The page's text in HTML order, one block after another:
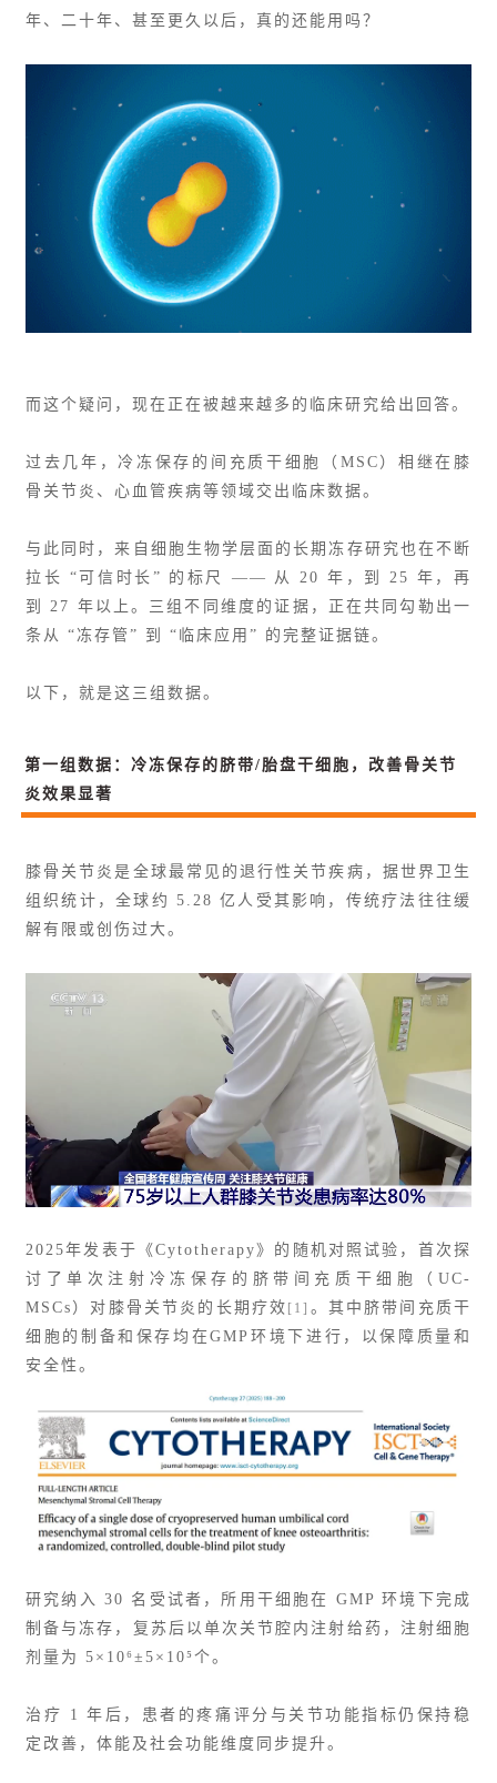
年、二十年、甚至更久以后，真的还能用吗？
而这个疑问，现在正在被越来越多的临床研究给出回答。
过去几年，冷冻保存的间充质干细胞（MSC）相继在膝
骨关节炎、心血管疾病等领域交出临床数据。
与此同时，来自细胞生物学层面的长期冻存研究也在不断
拉长 “可信时长” 的标尺 —— 从 20 年，到 25 年，再
到 27 年以上。三组不同维度的证据，正在共同勾勒出一
条从 “冻存管” 到 “临床应用” 的完整证据链。
以下，就是这三组数据。
第一组数据：冷冻保存的脐带/胎盘干细胞，改善骨关节
炎效果显著
膝骨关节炎是全球最常见的退行性关节疾病，据世界卫生
组织统计，全球约 5.28 亿人受其影响，传统疗法往往缓
解有限或创伤过大。
2025年发表于《Cytotherapy》的随机对照试验，首次探
讨了单次注射冷冻保存的脐带间充质干细胞（UC-
MSCs）对膝骨关节炎的长期疗效 [1] 。其中脐带间充质干
细胞的制备和保存均在GMP环境下进行，以保障质量和
安全性。
研究纳入 30 名受试者，所用干细胞在 GMP 环境下完成
制备与冻存，复苏后以单次关节腔内注射给药，注射细胞
剂量为 5×10⁶±5×10⁵个。
治疗 1 年后，患者的疼痛评分与关节功能指标仍保持稳
定改善，体能及社会功能维度同步提升。